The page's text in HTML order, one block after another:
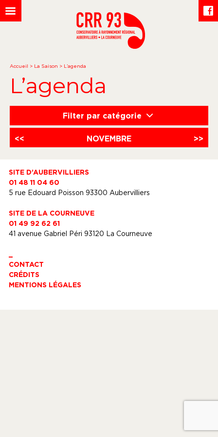
Accueil > La Saison > L’agenda
L’agenda
Filter par catégorie
<< NOVEMBRE >>
SITE D’AUBERVILLIERS
01 48 11 04 60
5 rue Edouard Poisson 93300 Aubervilliers
SITE DE LA COURNEUVE
01 49 92 62 61
41 avenue Gabriel Péri 93120 La Courneuve
CONTACT
CRÉDITS
MENTIONS LÉGALES